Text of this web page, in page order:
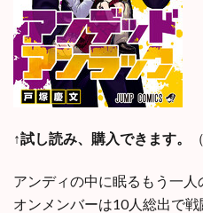
↑試し読み、購入できます。
アンディの中に眠るもう一
オンメンバーは10人総出で戦